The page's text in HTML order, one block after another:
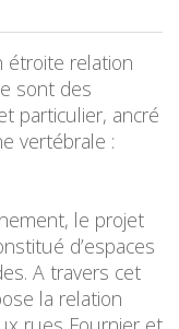
étroite relation
sont des
particulier, ancré
vertébrale :
le projet
d’espaces
A travers cet
la relation